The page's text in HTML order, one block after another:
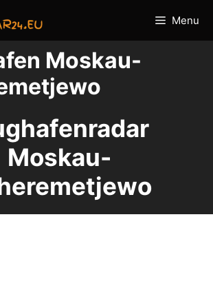
Menu
Moskau-
Moskau-